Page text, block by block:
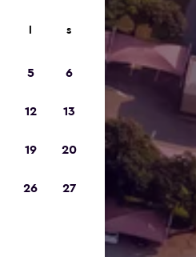
s
5 6
12 13
19 20
26 27